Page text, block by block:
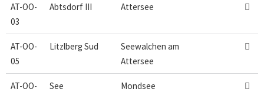
AT-OO-
03
Abtsdorf III Attersee 
AT-OO-
05
Litzlberg Sud
Seewalchen am
Attersee

AT-OO-
See Mondsee 